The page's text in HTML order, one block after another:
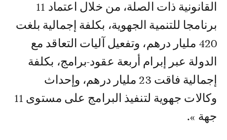
القانونية ذات الصلة، من خلال اعتماد 11
برنامجا للتنمية الجهوية، بكلفة إجمالية بلغت
420 مليار درهم، وتفعيل آليات التعاقد مع
الدولة عبر إبرام أربعة عقود-برامج، بكلفة
إجمالية فاقت 23 مليار درهم، وإحداث
وكالات جهوية لتنفيذ البرامج على مستوى 11
جهة ».